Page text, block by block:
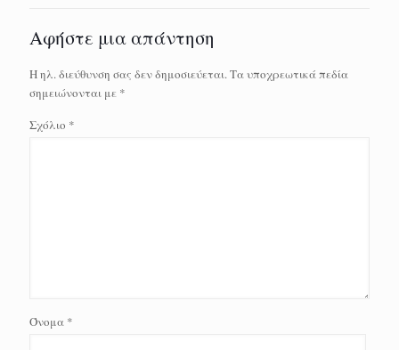
Αφήστε μια απάντηση
Η ηλ. διεύθυνση σας δεν δημοσιεύεται.Τα υποχρεωτικά πεδία
σημειώνονται με *
Σχόλιο *
Όνομα *